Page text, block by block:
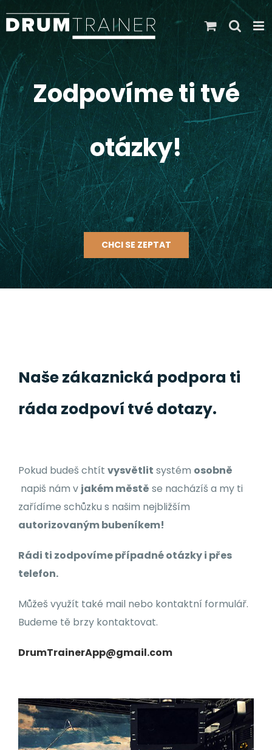
to
content
Zodpovíme ti tvé
otázky!
CHCI SE ZEPTAT
Naše zákaznická podpora ti
ráda zodpoví tvé dotazy.
Pokud budeš chtít vysvětlit systém osobně
napiš nám v jakém městě se nacházíš a my ti
zařídíme schůzku s našim nejbližším
autorizovaným bubeníkem!
Rádi ti zodpovímepřípadné otázky i přes
telefon.
Můžeš využít také mail nebo kontaktní formulář.
Budeme tě brzy kontaktovat.
DrumTrainerApp@gmail.com